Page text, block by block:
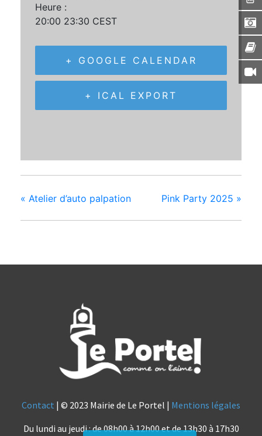
Heure :
20:00 23:30 CEST
+ GOOGLE CALENDAR
+ ICAL EXPORT
« Atelier d’auto palpation Pink Party 2025 »
Contact | © 2023 Mairie de Le Portel | Mentions légales
Du lundi au jeudi : de 08h00 à 12h00 et de 13h30 à 17h30